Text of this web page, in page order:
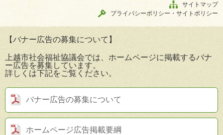
サイトマップ
プライバシーポリシー・サイトポリシー
【バナー広告の募集について】
上越市社会福祉協議会では、ホームページに掲載するバナ
ー広告を募集しています。
詳しくは下記をご覧ください。
バナー広告の募集について
ホームページ広告掲載要綱